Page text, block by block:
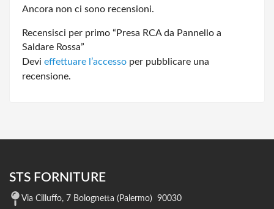
Ancora non ci sono recensioni.
Recensisci per primo “Presa RCA da Pannello a
Saldare Rossa”
Devi effettuare l’accesso per pubblicare una
recensione.
STS FORNITURE
Via Cilluffo, 7 Bolognetta (Palermo) 90030